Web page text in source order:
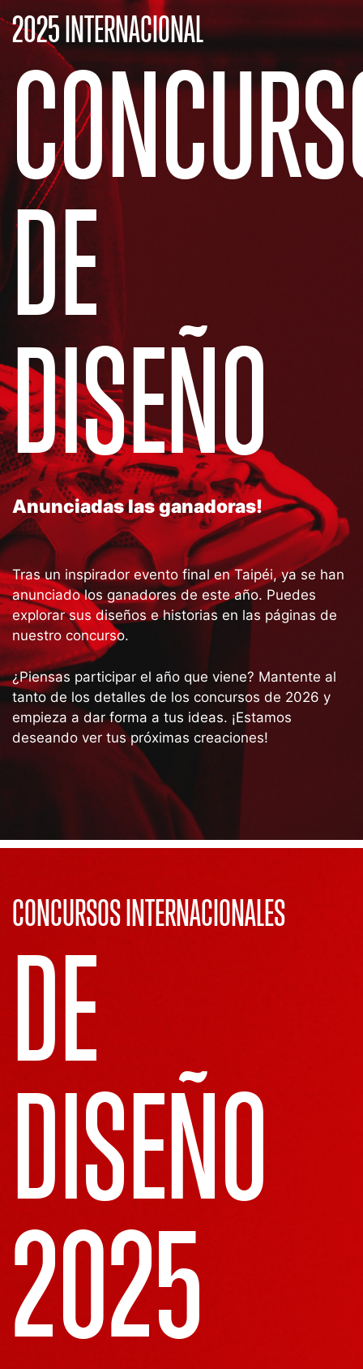
2025 INTERNACIONAL
DE
DISEÑO
Anunciadas las ganadoras!
Tras un inspirador evento final en Taipéi, ya se han
anunciado los ganadores de este año. Puedes
explorar sus diseños e historias en las páginas de
nuestro concurso.
¿Piensas participar el año que viene? Mantente al
tanto de los detalles de los concursos de 2026 y
empieza a dar forma a tus ideas. ¡Estamos
deseando ver tus próximas creaciones!
CONCURSOS INTERNACIONALES
DE
DISEÑO
2025